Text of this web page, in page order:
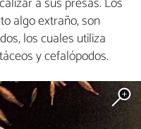
algo extraño, son
los cuales utiliza
y cefalópodos.